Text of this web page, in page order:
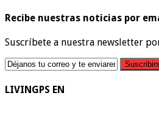
Recibe nuestras noticias por
Suscríbete a nuestra newsletter
LIVINGPS EN